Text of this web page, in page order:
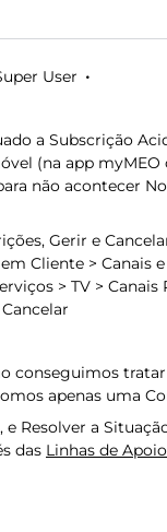
User
a Subscrição
(na app
não acontecer
Gerir e
Cliente > Canais
> TV >
conseguimos
apenas uma
e Resolver a
das Linhas de